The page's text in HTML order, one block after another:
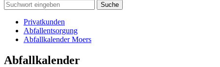
Suche
Privatkunden
Abfallentsorgung
Abfallkalender Moers
Abfallkalender